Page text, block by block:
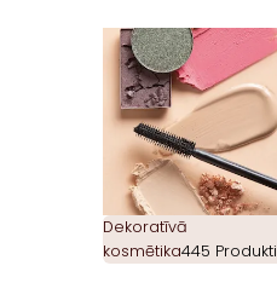
Dekoratīvā
kosmētika445 Produkti